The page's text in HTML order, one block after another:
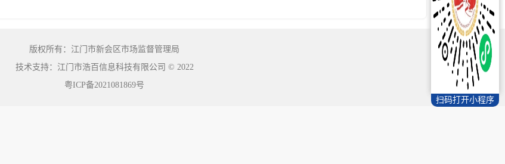
扫码打开小程序
版权所有：江门市新会区市场监督管理局
技术支持：江门市浩百信息科技有限公司 © 2022
粤ICP备2021081869号